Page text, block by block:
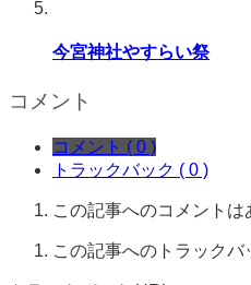
今宮神社やすらい祭
コメント
コメント ( 0 )
トラックバック ( 0 )
この記事へのコメントは
この記事へのトラックバ